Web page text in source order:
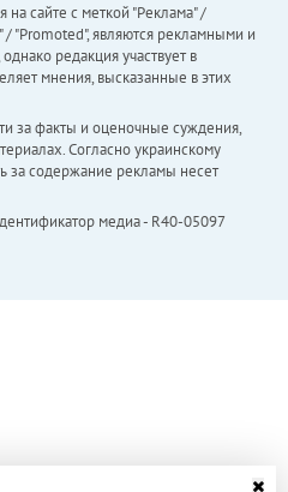
сайте с меткой "Реклама" /
"Promoted", являются рекламными и
редакция участвует в
мнения, высказанные в этих
за факты и оценочные суждения,
Согласно украинскому
за содержание рекламы несет
медиа - R40-05097